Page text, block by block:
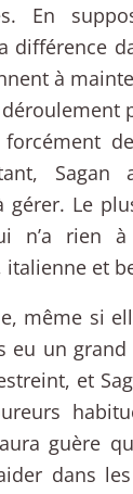
En
différence
à
Sagan
gérer. Le
n’a rien
italienne et
même si
eu un
et
guère
dans